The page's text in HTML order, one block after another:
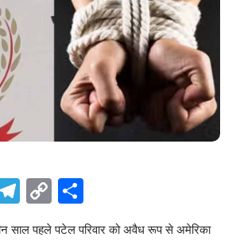
Telegram
Copy
Link
साल पहले पटेल परिवार को अवैध रूप से अमेरिका